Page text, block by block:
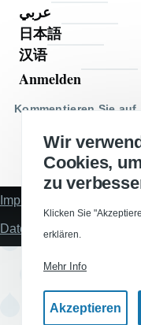
عربي
日本語
汉语
Benutzermenü
Anmelden
Kommentieren Sie auf
Über
Impressum
Datenschutzerklärung
Wir
Cookies,
zu
Klicken Sie
erklären.
Mehr Info
Akzeptieren